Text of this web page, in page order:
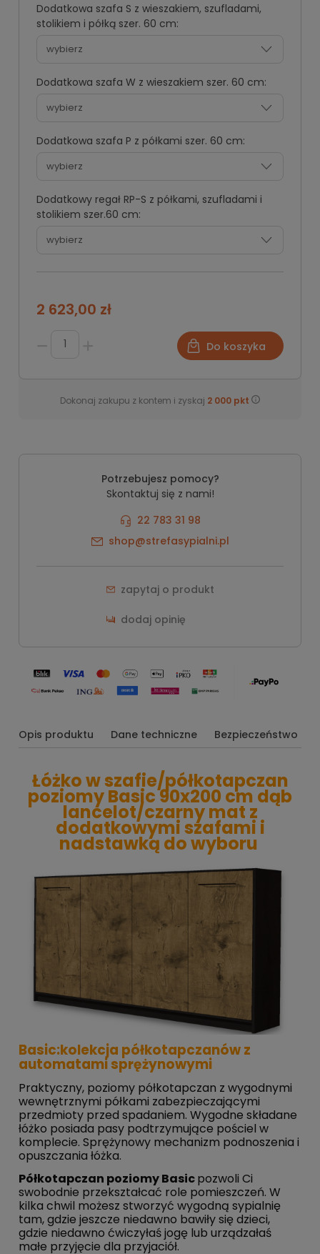
Dodatkowa szafa S z wieszakiem, szufladami,
stolikiem i półką szer. 60 cm:
Dodatkowa szafa W z wieszakiem szer. 60 cm:
Dodatkowa szafa P z półkami szer. 60 cm:
Dodatkowy regał RP-S z półkami, szufladami i
stolikiem szer.60 cm:
2 623,00 zł
Do koszyka
Dokonaj zakupu z kontem i zyskaj 2 000 pkt
Potrzebujesz pomocy?
Skontaktuj się z nami!
22 783 31 98
shop@strefasypialni.pl
zapytaj o produkt
dodaj opinię
Opis produktu Dane techniczne Bezpieczeństwo
Łóżko w szafie/półkotapczan
poziomy Basic 90x200 cm dąb
lancelot/czarny mat z
dodatkowymi szafami i
nadstawką do wyboru
Basic:kolekcja półkotapczanów z
automatami sprężynowymi
Praktyczny, poziomy półkotapczan z wygodnymi
wewnętrznymi półkami zabezpieczającymi
przedmioty przed spadaniem. Wygodne składane
łóżko posiada pasy podtrzymujące pościel w
komplecie. Sprężynowy mechanizm podnoszenia i
opuszczania łóżka.
Półkotapczan poziomy Basicpozwoli Ci
swobodnie przekształcać role pomieszczeń. W
kilka chwil możesz stworzyć wygodną sypialnię
tam, gdzie jeszcze niedawno bawiły się dzieci,
gdzie niedawno ćwiczyłaś jogę lub urządzałaś
małe przyjęcie dla przyjaciół.